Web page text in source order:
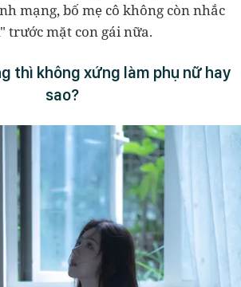
mạng, bố mẹ cô không còn nhắc
trước mặt con gái nữa.
thì không xứng làm phụ nữ hay
sao?